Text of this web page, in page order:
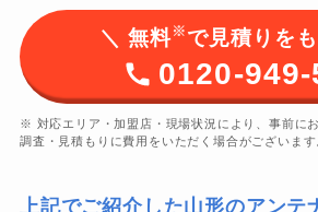
＼ 無料※ で見積りを
0120-949-
※ 対応エリア・加盟店・現場状況により、事前に
調査・見積もりに費用をいただく場合がございます
上記でご紹介した山形のアンテ